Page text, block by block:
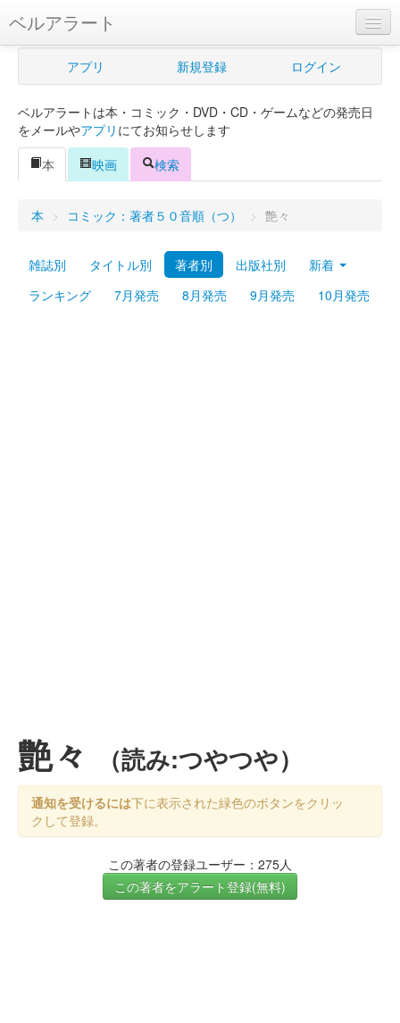
ベルアラート
ベルアラートとは
新規登録
ログイン
Myシェルフ
プレミアム
アプリ 新規登録 ログイン
ベルアラートは本・コミック・DVD・CD・ゲームなどの発売日
をメールやアプリ にてお知らせします
本
映画 検索
本 > コミック：著者５０音順（つ） > 艶々
雑誌別 タイトル別 著者別 出版社別
新着
ランキング
7月発売 8月発売 9月発売 10月発売
艶々 （読み:つやつや）
通知を受けるには下に表示された緑色のボタンをクリッ
クして登録。
この著者の登録ユーザー：275人
この著者をアラート登録(無料)